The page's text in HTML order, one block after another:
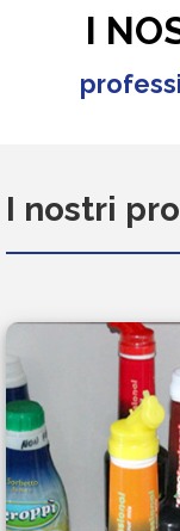
I
I nostri